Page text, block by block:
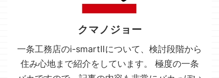
クマノジョー
一条工務店のi-smartⅡについて、検討段階から
住み心地まで紹介をしています。 極度の一条